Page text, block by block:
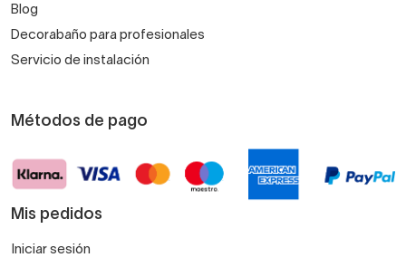
Blog
Decorabaño para profesionales
Servicio de instalación
Métodos de pago
Mis pedidos
Iniciar sesión